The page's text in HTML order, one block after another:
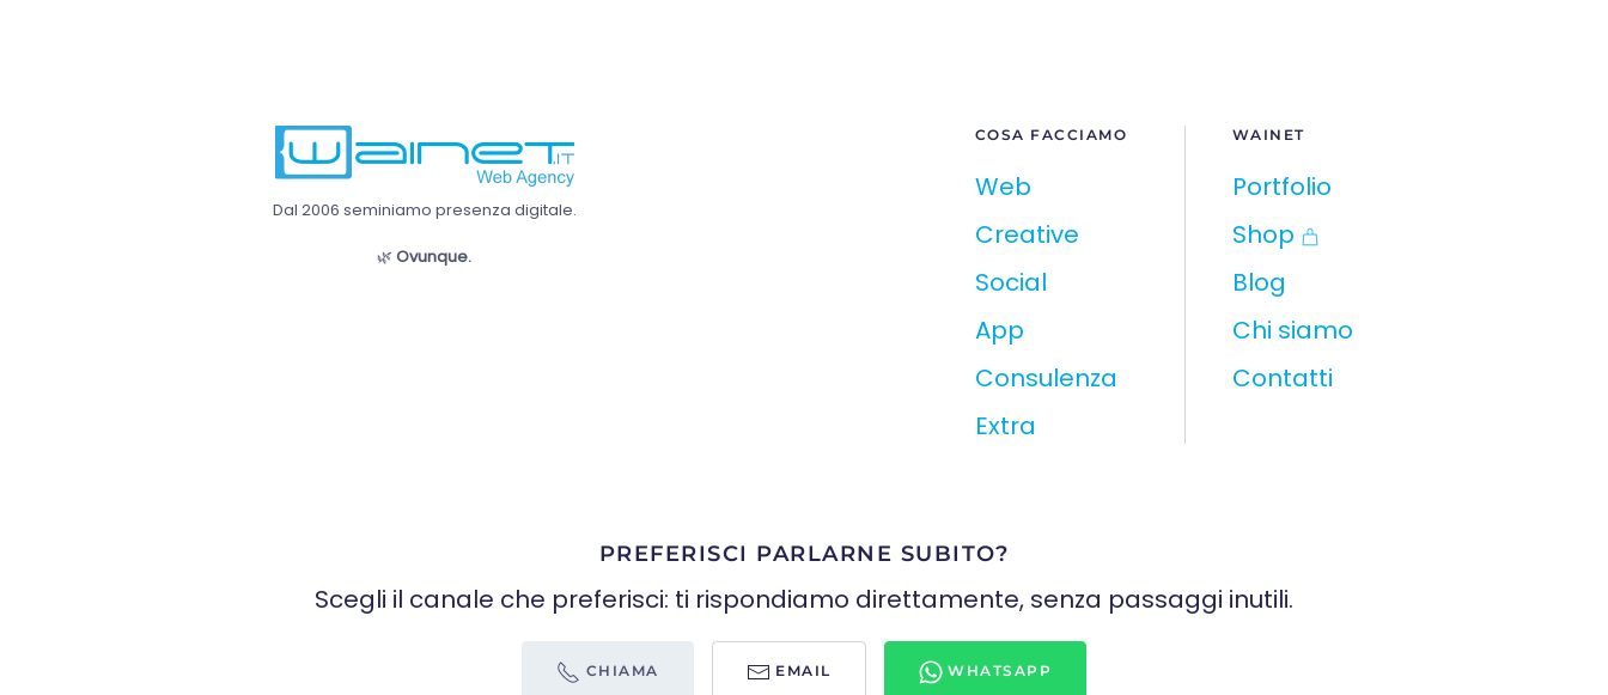
Dal 2006 seminiamo presenza digitale.
🌿 Ovunque.
COSA FACCIAMO
Web
Creative
Social
App
Consulenza
Extra
WAINET
Portfolio
Shop
Blog
Chi siamo
Contatti
PREFERISCI PARLARNE SUBITO?
Scegli il canale che preferisci: ti rispondiamo direttamente, senza passaggi inutili.
CHIAMA EMAIL WHATSAPP